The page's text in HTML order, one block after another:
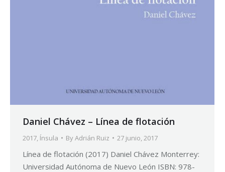
Daniel Chávez – Línea de flotación
2017, Ínsula ByAdrián Ruiz 27 junio, 2017
Línea de flotación (2017) Daniel Chávez Monterrey:
Universidad Autónoma de Nuevo León ISBN: 978-